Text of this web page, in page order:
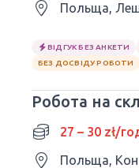
Польща,
ВІДГУК БЕЗ АНКЕТИ
БЕЗ ДОСВІДУ РОБОТИ
Робота на
27 – 30 zł/
Польща,